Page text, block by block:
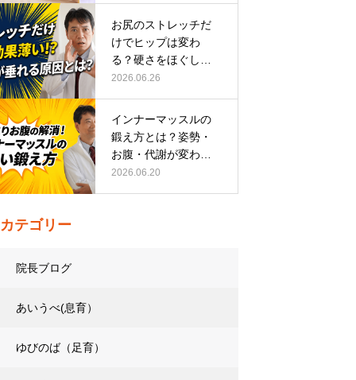
お尻のストレッチだ
けでヒップは変わ
る？硬さをほぐして
整える正しい方…
2026.06.26
インナーマッスルの
鍛え方とは？姿勢・
お腹・代謝が変わる
トレーニング…
2026.06.20
カテゴリー
院長ブログ
あいうべ(息育）
ゆびのば（足育）